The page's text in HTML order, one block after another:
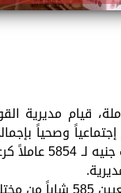
قيام مديرية